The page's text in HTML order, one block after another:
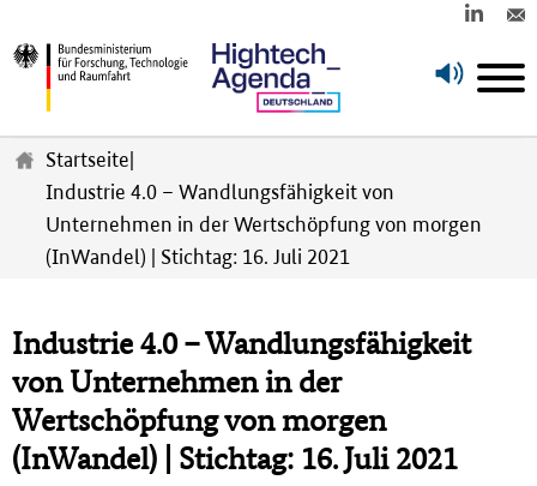
Startseite
Industrie 4.0 – Wandlungsfähigkeit von
Unternehmen in der Wertschöpfung von morgen
(InWandel) | Stichtag: 16. Juli 2021
Industrie 4.0 – Wandlungsfähigkeit
von Unternehmen in der
Wertschöpfung von morgen
(InWandel) | Stichtag: 16. Juli 2021